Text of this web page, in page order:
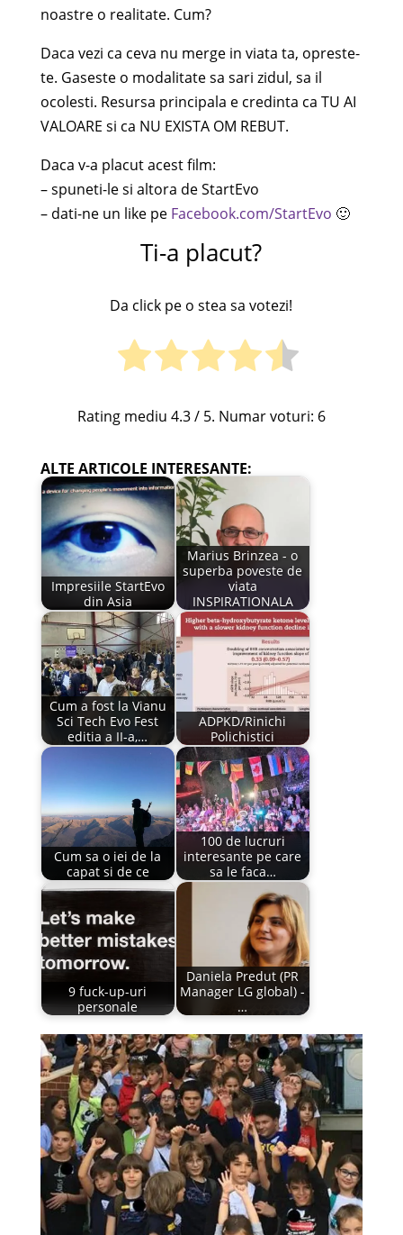
noastre o realitate. Cum?
Daca vezi ca ceva nu merge in viata ta, opreste-
te. Gaseste o modalitate sa sari zidul, sa il
ocolesti. Resursa principala e credinta ca TU AI
VALOARE si ca NU EXISTA OM REBUT.
Daca v-a placut acest film:
– spuneti-le si altora de StartEvo
– dati-ne un like pe Facebook.com/StartEvo 🙂
Ti-a placut?
Da click pe o stea sa votezi!
Rating mediu 4.3/ 5. Numar voturi: 6
ALTE ARTICOLE INTERESANTE:
Impresiile StartEvo
din Asia
Marius Brinzea - o
superba poveste de
viata
INSPIRATIONALA
Cum a fost la Vianu
Sci Tech Evo Fest
editia a II-a,…
ADPKD/Rinichi
Polichistici
Cum sa o iei de la
capat si de ce
100 de lucruri
interesante pe care
sa le faca…
9 fuck-up-uri
personale
Daniela Predut (PR
Manager LG global) -
…